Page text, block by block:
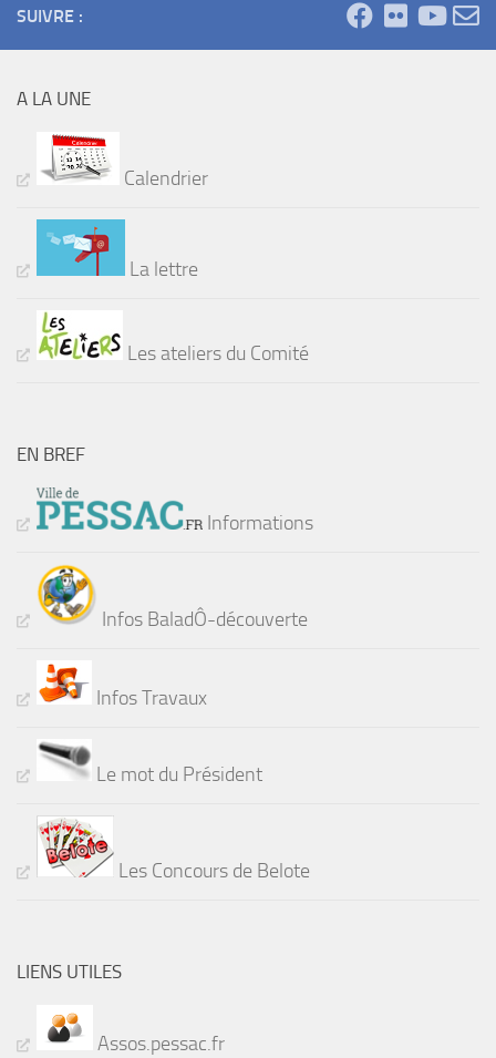
SUIVRE :
A LA UNE
Calendrier
La lettre
Les ateliers du Comité
EN BREF
Informations
Infos BaladÔ-découverte
Infos Travaux
Le mot du Président
Les Concours de Belote
LIENS UTILES
Assos.pessac.fr